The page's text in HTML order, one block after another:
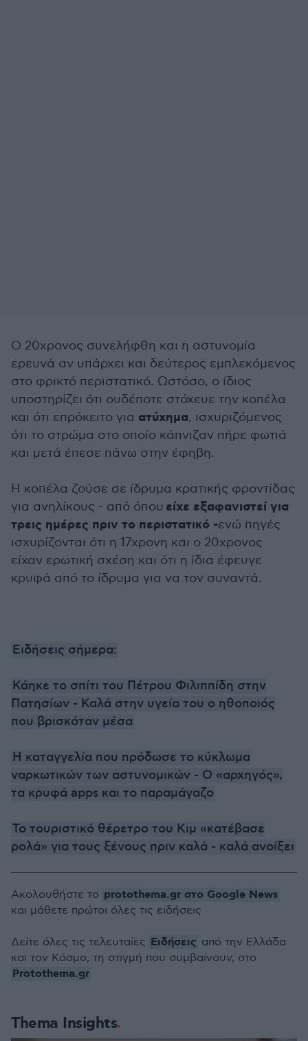
Ο 20χρονος συνελήφθη και η αστυνομία
ερευνά αν υπάρχει και δεύτερος εμπλεκόμενος
στο φρικτό περιστατικό. Ωστόσο, ο ίδιος
υποστηρίζει ότι ουδέποτε στόχευε την κοπέλα
και ότι επρόκειτο για ατύχημα, ισχυριζόμενος
ότι το στρώμα στο οποίο κάπνιζαν πήρε φωτιά
και μετά έπεσε πάνω στην έφηβη.
Η κοπέλα ζούσε σε ίδρυμα κρατικής φροντίδας
για ανηλίκους - από όπου είχε εξαφανιστεί για
τρεις ημέρες πριν το περιστατικό -ενώ πηγές
ισχυρίζονται ότι η 17χρονη και ο 20χρονος
είχαν ερωτική σχέση και ότι η ίδια έφευγε
κρυφά από το ίδρυμα για να τον συναντά.
Ειδήσεις σήμερα:
Κάηκε το σπίτι του Πέτρου Φιλιππίδη στην
Πατησίων - Καλά στην υγεία του ο ηθοποιός
που βρισκόταν μέσα
Η καταγγελία που πρόδωσε το κύκλωμα
ναρκωτικών των αστυνομικών - Ο «αρχηγός»,
τα κρυφά apps και το παραμάγαζο
Το τουριστικό θέρετρο του Κιμ «κατέβασε
ρολά» για τους ξένους πριν καλά - καλά ανοίξει
Thema Insights
Ακολουθήστε το protothema.gr στο Google News
και μάθετε πρώτοι όλες τις ειδήσεις
Δείτε όλες τις τελευταίες Ειδήσεις από την Ελλάδα
και τον Κόσμο, τη στιγμή που συμβαίνουν, στο
Protothema.gr